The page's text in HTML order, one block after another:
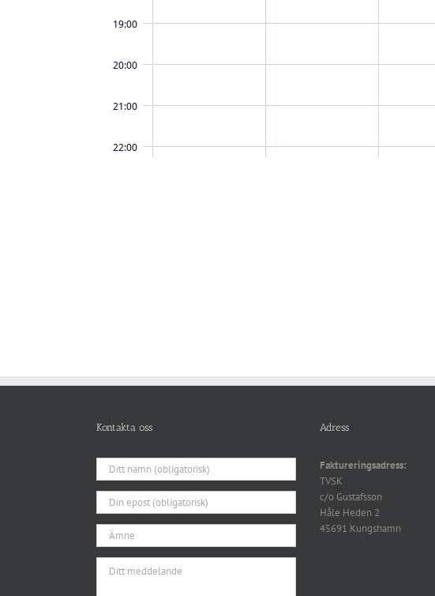
Kontakta oss Adress
Faktureringsadress:
TVSK
c/o Gustafsson
Håle Heden 2
45691 Kungshamn